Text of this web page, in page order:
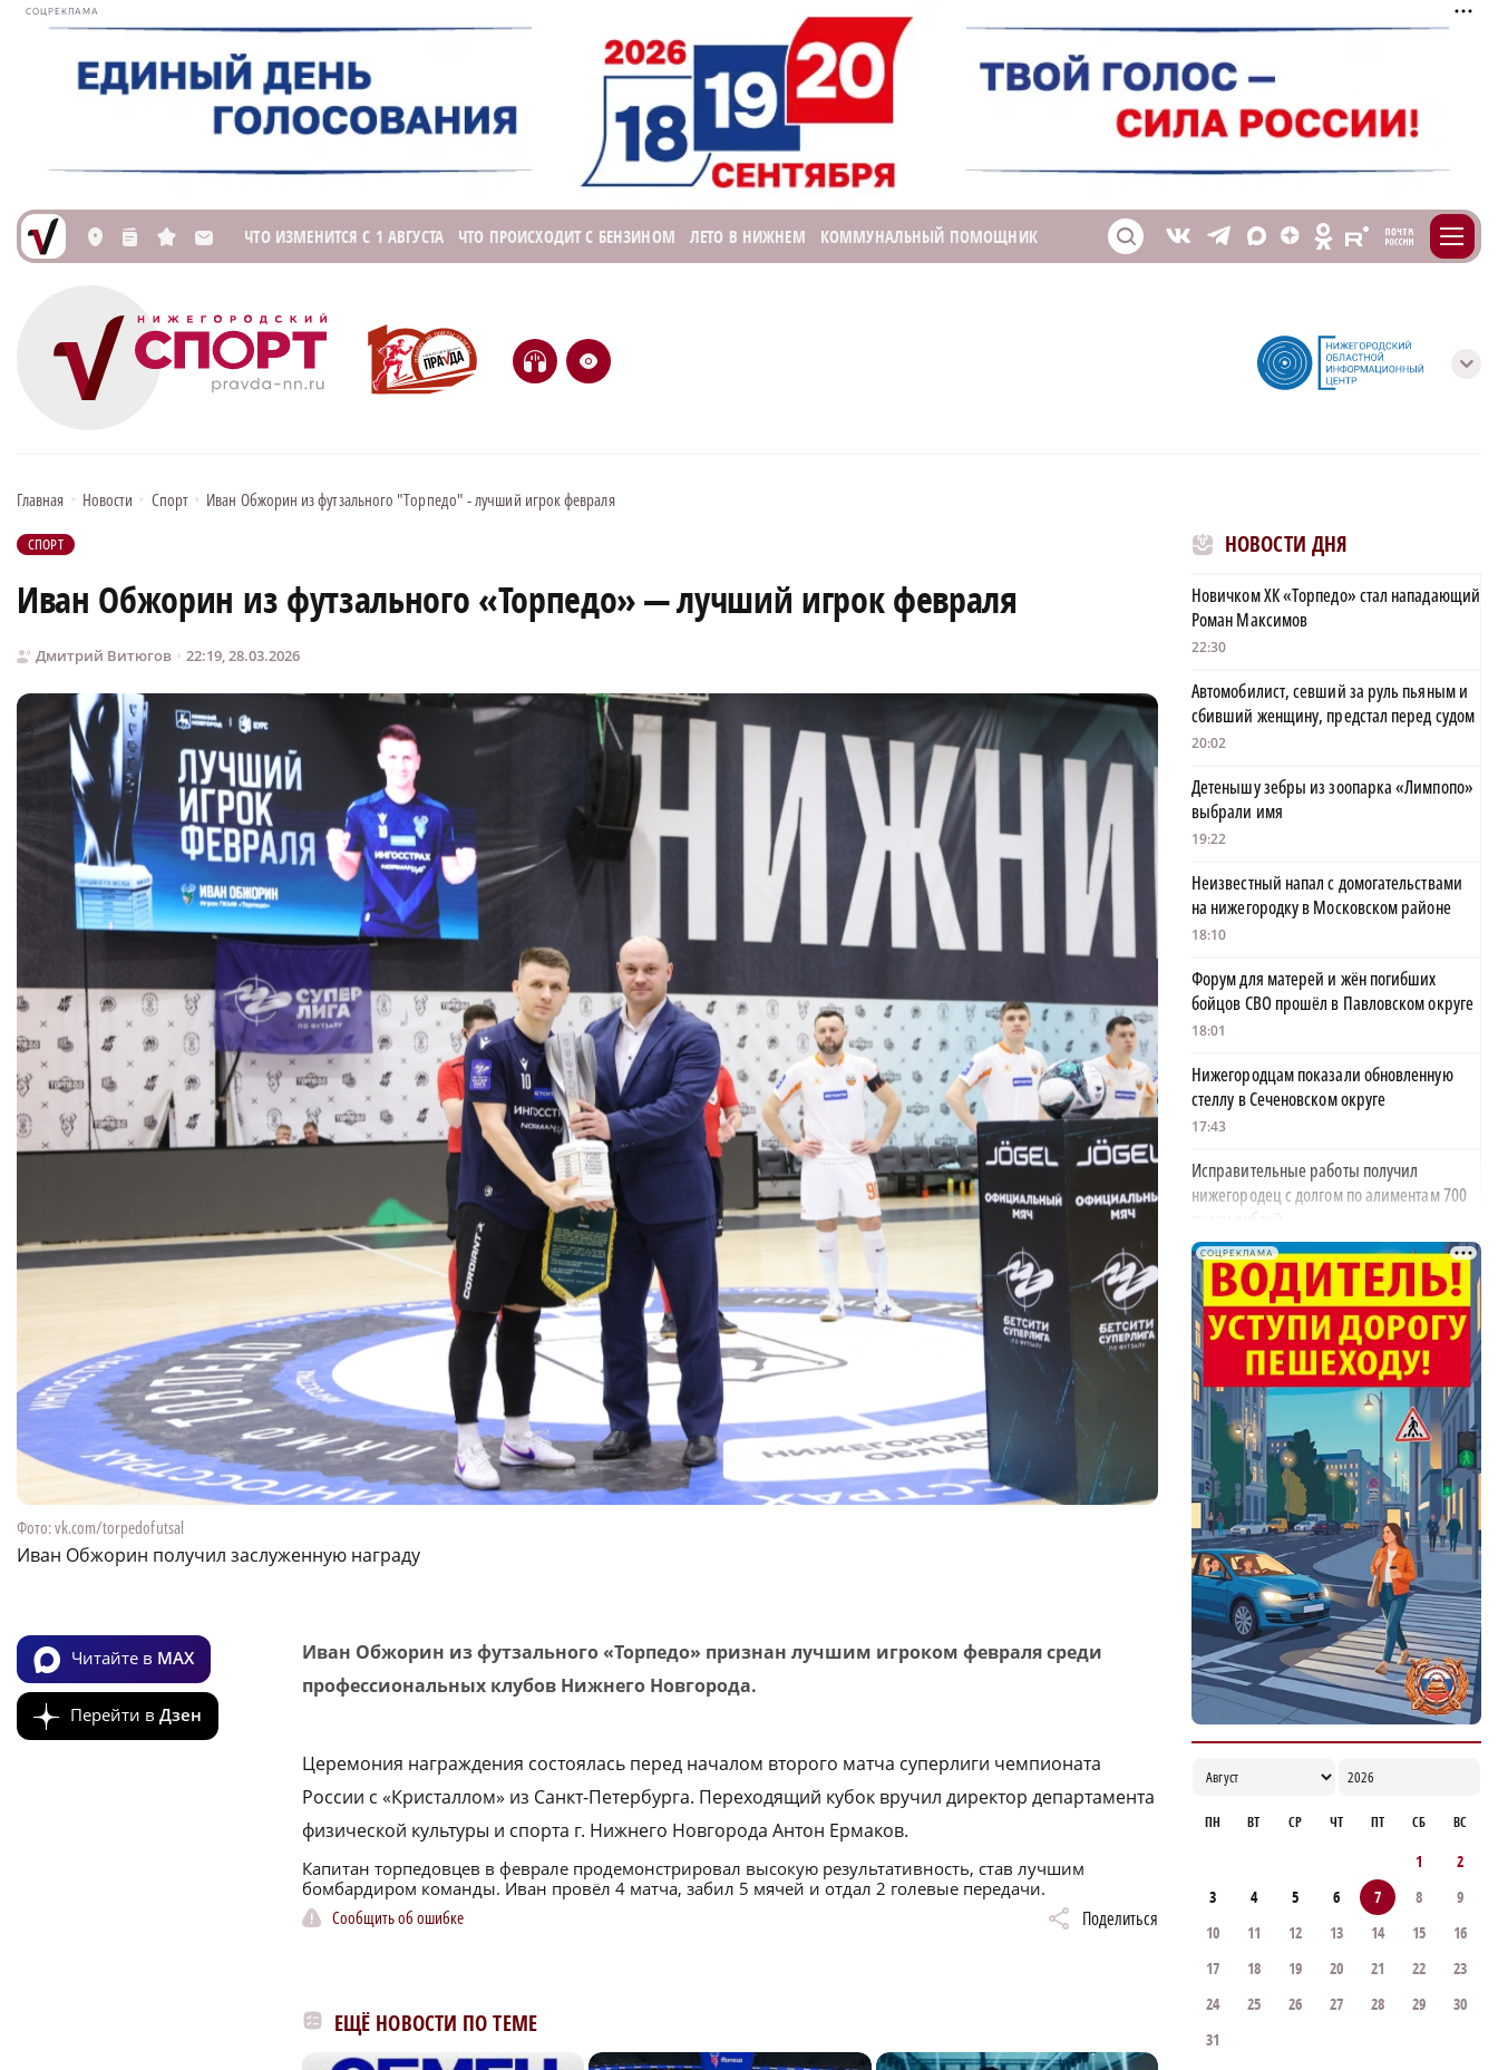
СОЦРЕКЛАМА
L n s M ЧТО ИЗМЕНИТСЯ С 1 АВГУСТА ЧТО ПРОИСХОДИТ С БЕНЗИНОМ ЛЕТО В НИЖНЕМ КОММУНАЛЬНЫЙ ПОМОЩНИК S V T X Z O E m
H e с
Главная • Новости • Спорт • Иван Обжорин из футзального "Торпедо" - лучший игрок февраля
СПОРТ
Иван Обжорин из футзального «Торпедо» — лучший игрок февраля
Дмитрий Витюгов 22:19, 28.03.2026
Фото: vk.com/torpedofutsal
Иван Обжорин получил заслуженную награду
Читайте в MAX
Перейти в Дзен
Иван Обжорин из футзального «Торпедо» признан лучшим игроком февраля среди
профессиональных клубов Нижнего Новгорода.
Церемония награждения состоялась перед началом второго матча суперлиги чемпионата
России с «Кристаллом» из Санкт-Петербурга. Переходящий кубок вручил директор департамента
физической культуры и спорта г. Нижнего Новгорода Антон Ермаков.
Капитан торпедовцев в феврале продемонстрировал высокую результативность, став лучшим
бомбардиром команды. Иван провёл 4 матча, забил 5 мячей и отдал 2 голевые передачи.
Сообщить об ошибке
Поделиться
ЕЩЁ НОВОСТИ ПО ТЕМЕ
×
НОВОСТИ ДНЯ
Новичком ХК «Торпедо» стал нападающий
Роман Максимов
22:30
Автомобилист, севший за руль пьяным и
сбивший женщину, предстал перед судом
20:02
Детенышу зебры из зоопарка «Лимпопо»
выбрали имя
19:22
Неизвестный напал с домогательствами
на нижегородку в Московском районе
18:10
Форум для матерей и жён погибших
бойцов СВО прошёл в Павловском округе
18:01
Нижегородцам показали обновленную
стеллу в Сеченовском округе
17:43
Исправительные работы получил
нижегородец с долгом по алиментам 700
тысяч рублей
17:37
Обращения пострадавших продавцов WB
рассмотрят на заседании оперштаба в
августе
17:21
Нижегородская область вошла в число
лидеров научно-популярного туризма
17:10
Специальный концерт «Музыка
балконов» пройдет в Нижнем Новгороде
15 августа
17:06
СОЦРЕКЛАМА
ПН ВТ СР ЧТ ПТ СБ ВС
1
2
3
4 5 6 7 8
9
10
11 12 13 14 15
16
17
18 19 20 21 22
23
24
25 26 27 28 29
30
31